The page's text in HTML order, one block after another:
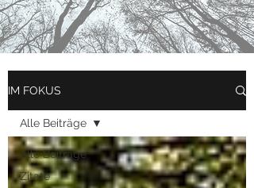
IM FOKUS
Alle Beiträge
Zitate
Alle Beiträge